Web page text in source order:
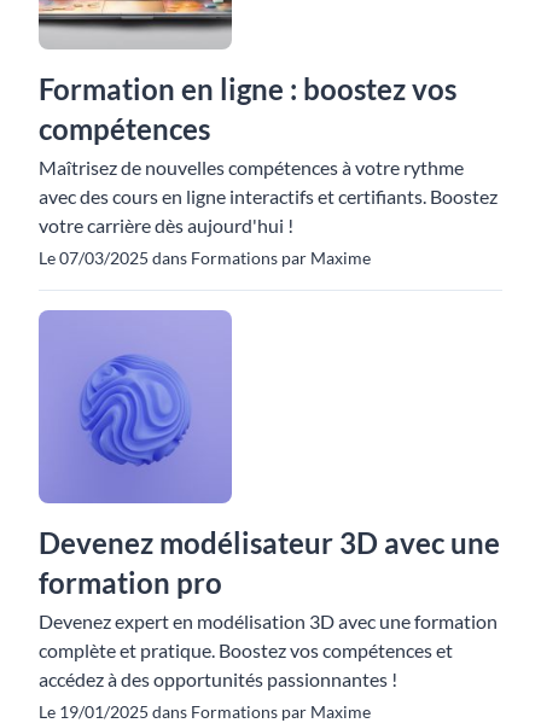
Formation en ligne : boostez vos
compétences
Maîtrisez de nouvelles compétences à votre rythme
avec des cours en ligne interactifs et certifiants. Boostez
votre carrière dès aujourd'hui !
Le 07/03/2025 dans Formations par Maxime
Devenez modélisateur 3D avec une
formation pro
Devenez expert en modélisation 3D avec une formation
complète et pratique. Boostez vos compétences et
accédez à des opportunités passionnantes !
Le 19/01/2025 dans Formations par Maxime